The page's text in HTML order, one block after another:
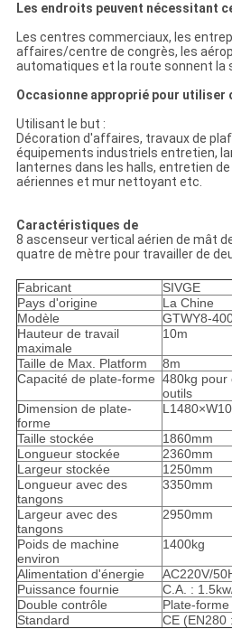
Les endroits peuvent nécessitant
Les centres commerciaux, les
affaires/centre de congrès, les
automatiques et la route sonnent la
Occasionne approprié pour utiliser
Utilisant le but :
Décoration d'affaires, travaux de
équipements industriels entretien,
lanternes dans les halls, entretien
aériennes et mur nettoyant etc.
Caractéristiques de
8 ascenseur vertical aérien de mât
quatre de mètre pour travailler de
Fabricant
SIVGE
Pays d'origine
La Chine
Modèle
GTWY8-
Hauteur de travail
maximale
10m
Taille de Max. Platform
8m
Capacité de plate-forme 480kg pour
outils
Dimension de plate-
forme
Taille stockée
1860mm
Longueur stockée
2360mm
Largeur stockée
1250mm
Longueur avec des
tangons
3350mm
Largeur avec des
tangons
2950mm
Poids de machine
environ
1400kg
Alimentation d'énergie
AC220V/
Puissance fournie
C.A. :
Double contrôle
Plate-
Standard
CE (EN280